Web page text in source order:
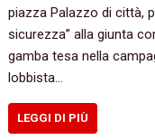
piazza Palazzo di città,
sicurezza” alla giunta
gamba tesa nella
lobbista…
LEGGI DI PIÙ